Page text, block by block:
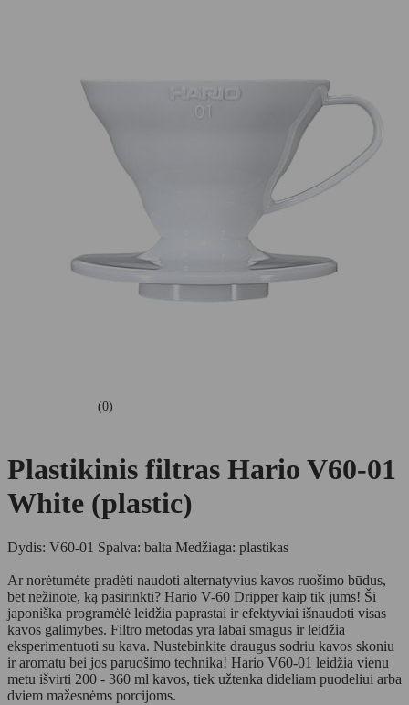
(0)
Plastikinis filtras Hario V60-01
White (plastic)
Dydis: V60-01 Spalva: balta Medžiaga: plastikas
Ar norėtumėte pradėti naudoti alternatyvius kavos ruošimo būdus,
bet nežinote, ką pasirinkti? Hario V-60 Dripper kaip tik jums! Ši
japoniška programėlė leidžia paprastai ir efektyviai išnaudoti visas
kavos galimybes. Filtro metodas yra labai smagus ir leidžia
eksperimentuoti su kava. Nustebinkite draugus sodriu kavos skoniu
ir aromatu bei jos paruošimo technika! Hario V60-01 leidžia vienu
metu išvirti 200 - 360 ml kavos, tiek užtenka dideliam puodeliui arba
dviem mažesnėms porcijoms.